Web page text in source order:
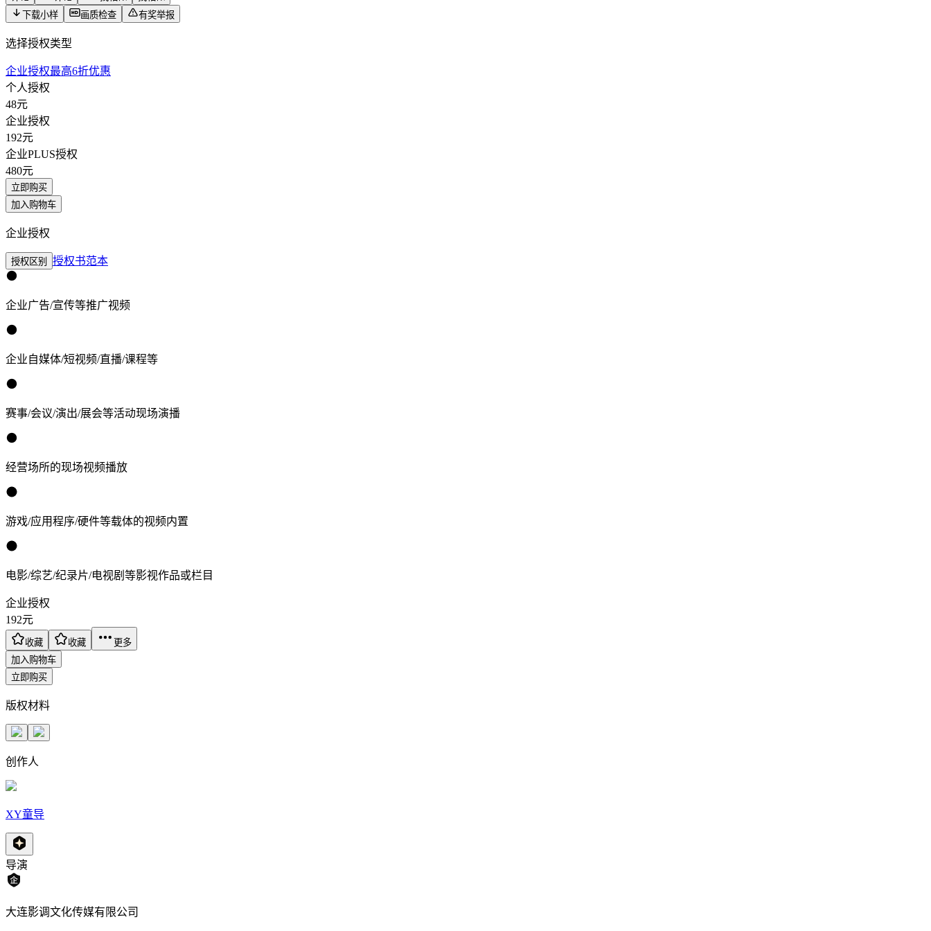
下载小样
画质检查 有奖举报
选择授权类型
企业授权最高6折优惠
个人授权
48元
企业授权
192元
企业PLUS授权
480元
立即购买
加入购物车
企业授权
授权区别 授权书范本
企业广告/宣传等推广视频
企业自媒体/短视频/直播/课程等
赛事/会议/演出/展会等活动现场演播
经营场所的现场视频播放
游戏/应用程序/硬件等载体的视频内置
电影/综艺/纪录片/电视剧等影视作品或栏目
企业授权
192元
收藏 收藏
更多
加入购物车
立即购买
版权材料
创作人
XY童导
导演
大连影调文化传媒有限公司